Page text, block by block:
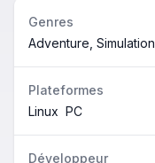
Genres
Adventure, Simulation
Plateformes
Linux PC
Développeur